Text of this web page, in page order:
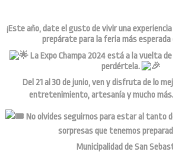
¡Este año, date el gusto de vivir una
prepárate para la feria más esperada
La Expo Champa 2024 está a la vuelta
perdértela.
Del 21 al 30 de junio, ven y disfruta de lo
entretenimiento, artesanía y mucho más.
No olvides seguirnos para estar al tanto
sorpresas que tenemos
Municipalidad de San